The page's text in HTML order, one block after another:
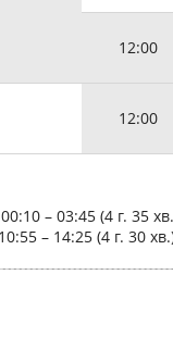
12:00
12:00
– 03:45 (4 г. 35
– 14:25 (4 г. 30